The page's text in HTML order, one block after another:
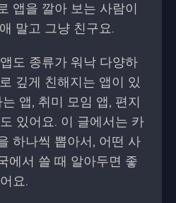
앱을 깔아 보는 사람이
말고 그냥 친구요.
도 종류가 워낙 다양하
깊게 친해지는 앱이 있
앱, 취미 모임 앱, 편지
있어요. 이 글에서는 카
하나씩 뽑아서, 어떤 사
에서 쓸 때 알아두면 좋
요.